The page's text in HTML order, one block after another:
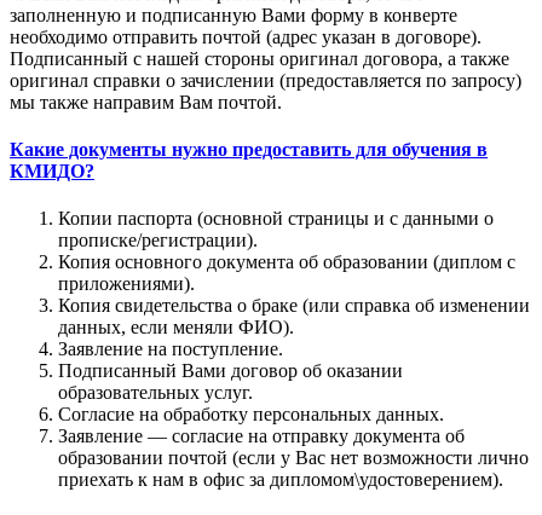
заполненную и подписанную Вами форму в конверте
необходимо отправить почтой (адрес указан в договоре).
Подписанный с нашей стороны оригинал договора, а также
оригинал справки о зачислении (предоставляется по запросу)
мы также направим Вам почтой.
Какие документы нужно предоставить для обучения в
КМИДО?
Копии паспорта (основной страницы и с данными о
прописке/регистрации).
Копия основного документа об образовании (диплом с
приложениями).
Копия свидетельства о браке (или справка об изменении
данных, если меняли ФИО).
Заявление на поступление.
Подписанный Вами договор об оказании
образовательных услуг.
Согласие на обработку персональных данных.
Заявление — согласие на отправку документа об
образовании почтой (если у Вас нет возможности лично
приехать к нам в офис за дипломом\удостоверением).